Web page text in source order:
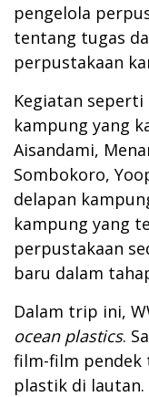
pengelola
tentang tugas
perpustakaan
Kegiatan
kampung yang
Aisandami,
Sombokoro,
delapan
kampung yang
perpustakaan
baru dalam
Dalam trip ini,
ocean plastics.
film-film pendek
plastik di lautan.